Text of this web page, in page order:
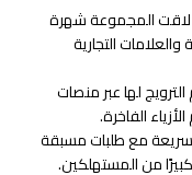
لاقت المجموعة شهرة
والعلامات التجارية
لها عبر منصات
الفاخرة.
مع طلبات مسبقة
من المستهلكين.